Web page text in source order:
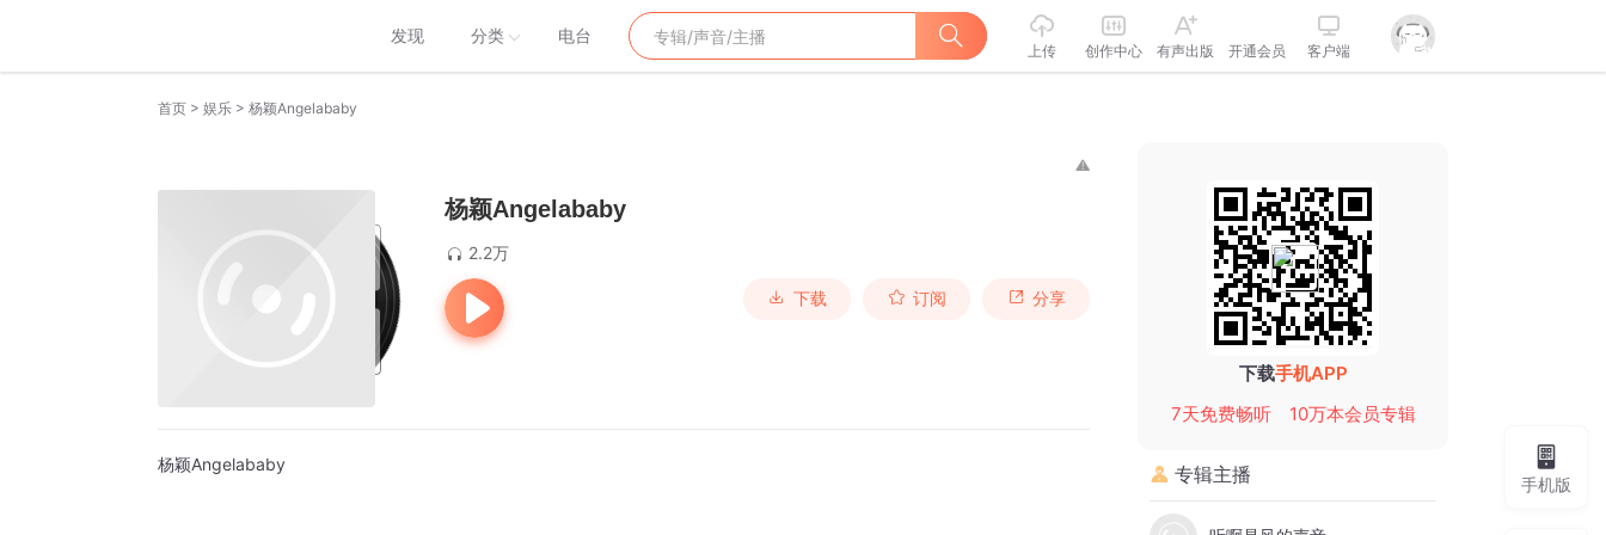
发现 分类 电台
上传 创作中心 有声出版 开通会员 客户端
首页 > 娱乐 > 杨颖Angelababy
杨颖Angelababy
2.2万
下载 订阅 分享
杨颖Angelababy
下载手机APP
7天免费畅听
10万本会员专辑
专辑主播 手机版